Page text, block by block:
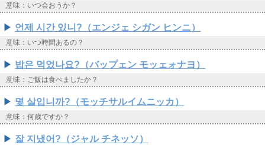
意味：いつ会おうか？
언제 시간 있니?（エンジェ シガン ヒンニ）
意味：いつ時間あるの？
밥은 먹었나요?（バップェン モッェォナヨ）
意味：ご飯は食べましたか？
몇 살입니까?（モッチサルイムニッカ）
意味：何歳ですか？
잘 지냈어?（ジャル チネッソ）